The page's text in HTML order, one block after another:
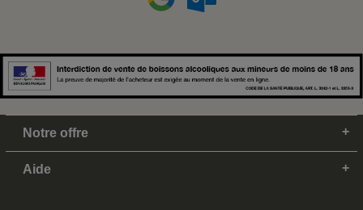
Notre offre
Aide